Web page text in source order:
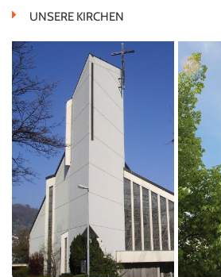
UNSERE KIRCHEN